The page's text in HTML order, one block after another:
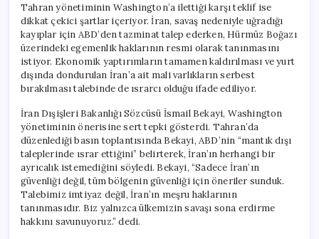
Tahran yönetiminin Washington’a ilettiği karşı teklif ise
dikkat çekici şartlar içeriyor. İran, savaş nedeniyle uğradığı
kayıplar için ABD’den tazminat talep ederken, Hürmüz Boğazı
üzerindeki egemenlik haklarının resmi olarak tanınmasını
istiyor. Ekonomik yaptırımların tamamen kaldırılması ve yurt
dışında dondurulan İran’a ait mali varlıkların serbest
bırakılması talebinde de ısrarcı olduğu ifade ediliyor.
İran Dışişleri Bakanlığı Sözcüsü İsmail Bekayi, Washington
yönetiminin önerisine sert tepki gösterdi. Tahran’da
düzenlediği basın toplantısında Bekayi, ABD’nin “mantık dışı
taleplerinde ısrar ettiğini” belirterek, İran’ın herhangi bir
ayrıcalık istemediğini söyledi. Bekayi, “Sadece İran’ın
güvenliği değil, tüm bölgenin güvenliği için öneriler sunduk.
Talebimiz imtiyaz değil, İran’ın meşru haklarının
tanınmasıdır. Biz yalnızca ülkemizin savaşı sona erdirme
hakkını savunuyoruz.” dedi.